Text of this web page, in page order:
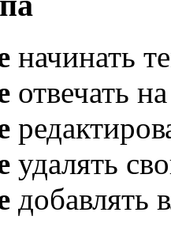
начинать
отвечать
удалять
добавлять